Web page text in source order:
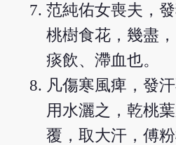
范純佑女喪夫，
桃樹食花，幾盡
痰飲、滯血也。
凡傷寒風痺，發
用水灑之，乾桃
覆，取大汗，傅